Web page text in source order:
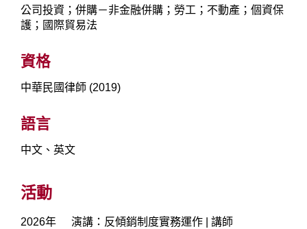
公司投資；併購－非金融併購；勞工；不動產；個資保
護；國際貿易法
資格
中華民國律師 (2019)
語言
中文、英文
活動
2026年
演講：反傾銷制度實務運作 | 講師